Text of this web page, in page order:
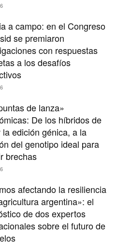
a campo: en el Congreso
se premiaron
con respuestas
a los desafíos
de lanza»
De los híbridos de
la edición génica, a la
del genotipo ideal para
brechas
afectando la resiliencia
argentina»: el
de dos expertos
sobre el futuro de